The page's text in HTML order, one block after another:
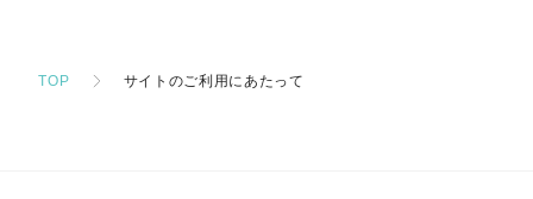
TOP サイトのご利用にあたって